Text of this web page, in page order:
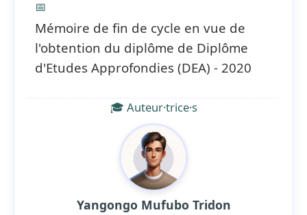
📅
Mémoire de fin de cycle en vue de
l'obtention du diplôme de Diplôme
d'Etudes Approfondies (DEA) - 2020
🎓 Auteur·trice·s
Yangongo Mufubo Tridon